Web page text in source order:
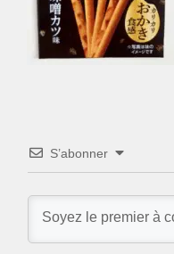
S’abonner